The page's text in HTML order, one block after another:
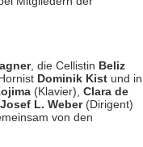
, die Cellistin Beliz
Dominik Kistund in
(Klavier), Clara de
Josef L. Weber(Dirigent)
von den